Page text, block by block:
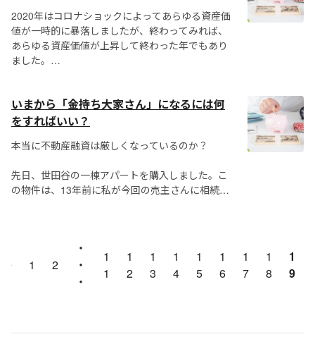
2020年はコロナショックによってあらゆる資産価
値が一時的に暴落しましたが、終わってみれば、
あらゆる資産価値が上昇して終わった年でもあり
ました。
の金融緩和が続き、実体経済を伴わない株価上昇
が続く中で、一体どんな年になるのでしょう
いまから「金持ち大家さん」になるには何
をすればいい？
本当に不動産融資は厳しくなっているのか？
先日、世田谷の一棟アパートを購入しました。こ
の物件は、13年前に私が今回の売主さんに相続対
今回の購入代金は、某地方銀行からフルローンで
0％台の金利で融資を受け...
1 2
・
・
・
1
1
1
2
1
3
1
4
1
5
1
6
1
7
1
8
1
9